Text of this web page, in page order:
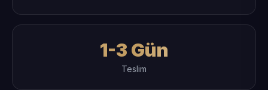
1-3 Gün
Teslim